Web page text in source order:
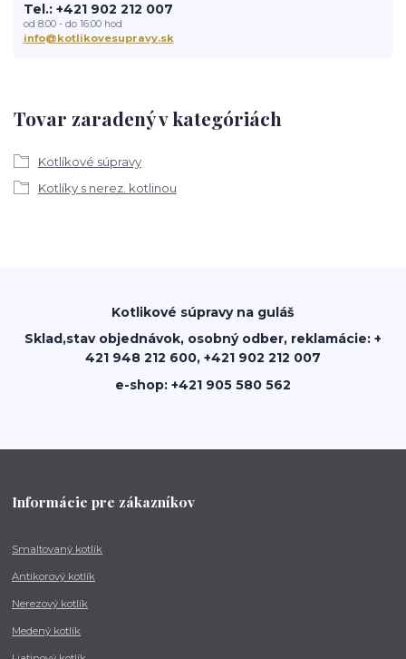
Tovar zaradený v kategóriách
Kotlíkové súpravy
Kotlíky s nerez. kotlinou
Tel.: +421 902 212 007
od 8:00 - do 16:00 hod
info@kotlikovesupravy.sk
Kotlikové súpravy na guláš
Sklad,stav objednávok, osobný odber, reklamácie: +
421 948 212 600, +421 902 212 007
e-shop: +421 905 580 562
Informácie pre zákazníkov
Smaltovaný kotlík
Antikorový kotlík
Nerezový kotlík
Medený kotlík